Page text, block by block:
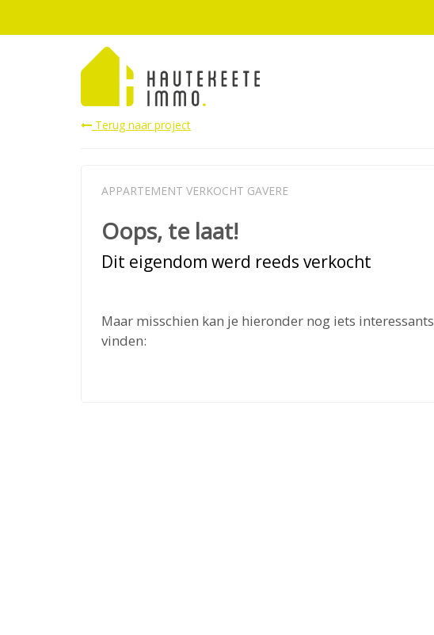
Terug naar project
APPARTEMENT VERKOCHT GAVERE
Oops, te laat!
Dit eigendom werd reeds verkocht
Maar misschien kan je hieronder nog iets interessants
vinden: